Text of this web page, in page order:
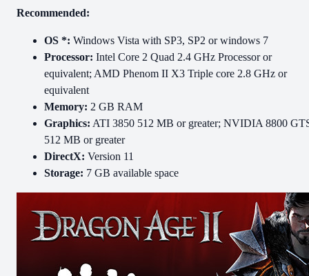
Recommended:
OS *: Windows Vista with SP3, SP2 or windows 7
Processor: Intel Core 2 Quad 2.4 GHz Processor or
equivalent; AMD Phenom II X3 Triple core 2.8 GHz or
equivalent
Memory: 2 GB RAM
Graphics: ATI 3850 512 MB or greater; NVIDIA 8800
512 MB or greater
DirectX: Version 11
Storage: 7 GB available space